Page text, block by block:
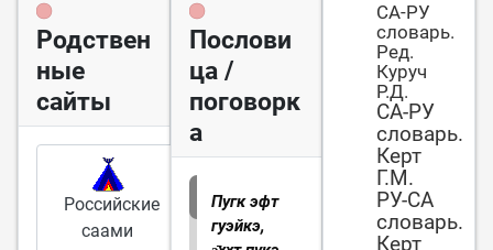
Родствен
ные
сайты
Российские
саами
Послови
ца /
поговорк
а
Пугк эфт
гуэйкэ,
СА-РУ
словарь.
Ред.
Куруч
Р.Д.
СА-РУ
словарь.
Керт
Г.М.
РУ-СА
словарь.
Керт